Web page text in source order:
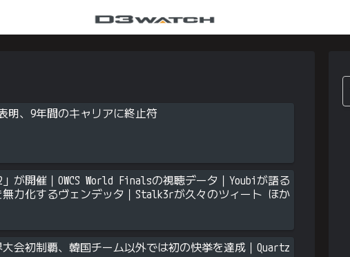
明、9年間のキャリアに終止符
が開催｜OWCS World Finalsの視聴データ｜Youbiが語る
無力化するヴェンデッタ｜Stalk3rが久々のツィート ほか
大会初制覇、韓国チーム以外では初の快挙を達成｜Quartz